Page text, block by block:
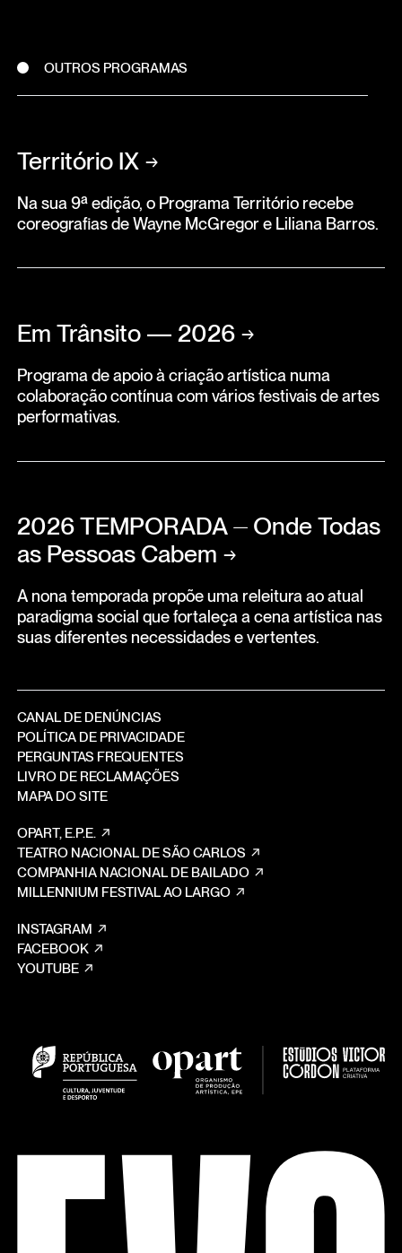
OUTROS PROGRAMAS
Território IX →
Na sua 9ª edição, o Programa Território recebe
coreografias de Wayne McGregor e Liliana Barros.
Em Trânsito — 2026 →
Programa de apoio à criação artística numa
colaboração contínua com vários festivais de artes
performativas.
2026 TEMPORADA ⏤ Onde Todas
as Pessoas Cabem →
A nona temporada propõe uma releitura ao atual
paradigma social que fortaleça a cena artística nas
suas diferentes necessidades e vertentes.
CANAL DE DENÚNCIAS
POLÍTICA DE PRIVACIDADE
PERGUNTAS FREQUENTES
LIVRO DE RECLAMAÇÕES
MAPA DO SITE
OPART, E.P.E.
TEATRO NACIONAL DE SÃO CARLOS
COMPANHIA NACIONAL DE BAILADO
MILLENNIUM FESTIVAL AO LARGO
INSTAGRAM
FACEBOOK
YOUTUBE